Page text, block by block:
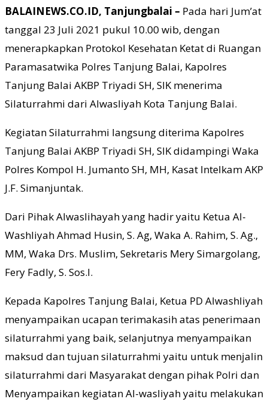
BALAINEWS.CO.ID, Tanjungbalai – Pada hari Jum’at
tanggal 23 Juli 2021 pukul 10.00 wib, dengan
menerapkapkan Protokol Kesehatan Ketat di Ruangan
Paramasatwika Polres Tanjung Balai, Kapolres
Tanjung Balai AKBP Triyadi SH, SIK menerima
Silaturrahmi dari Alwasliyah Kota Tanjung Balai.
Kegiatan Silaturrahmi langsung diterima Kapolres
Tanjung Balai AKBP Triyadi SH, SIK didampingi Waka
Polres Kompol H. Jumanto SH, MH, Kasat Intelkam AKP
J.F. Simanjuntak.
Dari Pihak Alwaslihayah yang hadir yaitu Ketua Al-
Washliyah Ahmad Husin, S. Ag, Waka A. Rahim, S. Ag.,
MM, Waka Drs. Muslim, Sekretaris Mery Simargolang,
Fery Fadly, S. Sos.I.
Kepada Kapolres Tanjung Balai, Ketua PD Alwashliyah
menyampaikan ucapan terimakasih atas penerimaan
silaturrahmi yang baik, selanjutnya menyampaikan
maksud dan tujuan silaturrahmi yaitu untuk menjalin
silaturrahmi dari Masyarakat dengan pihak Polri dan
Menyampaikan kegiatan Al-wasliyah yaitu melakukan